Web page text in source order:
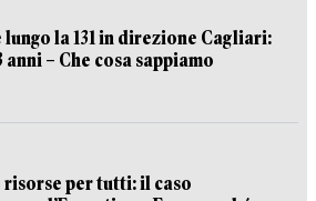
la 131 in direzione Cagliari:
– Che cosa sappiamo
per tutti: il caso